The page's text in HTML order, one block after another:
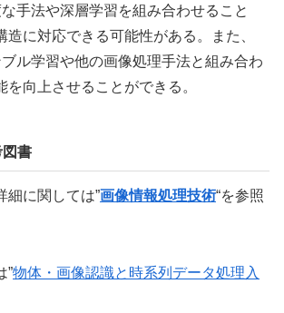
手法や深層学習を組み合わせること
造に対応できる可能性がある。また、
ル学習や他の画像処理手法と組み合わ
を向上させることができる。
書
細に関しては”画像情報処理技術“を参照
”物体・画像認識と時系列データ処理入